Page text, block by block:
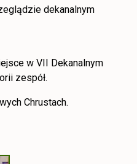
dekanalnym
w VII Dekanalnym
zespół.
Chrustach.